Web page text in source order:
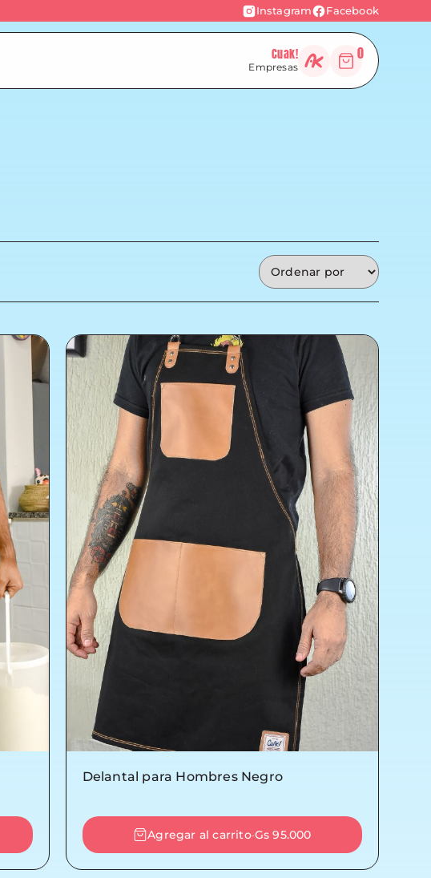
Instagram Facebook
Cuak!
Empresas
0
Delantal para Hombres Negro
Agregar al carrito-Gs 95.000